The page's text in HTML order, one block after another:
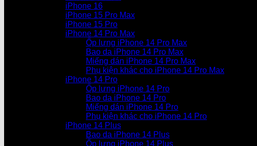
iPhone 16
iPhone 15 Pro Max
iPhone 15 Pro
iPhone 14 Pro Max
Ốp lưng iPhone 14 Pro Max
Bao da iPhone 14 Pro Max
Miếng dán iPhone 14 Pro Max
Phụ kiện khác cho iPhone 14 Pro Max
iPhone 14 Pro
Ốp lưng iPhone 14 Pro
Bao da iPhone 14 Pro
Miếng dán iPhone 14 Pro
Phụ kiện khác cho iPhone 14 Pro
iPhone 14 Plus
Bao da iPhone 14 Plus
Ốp lưng iPhone 14 Plus